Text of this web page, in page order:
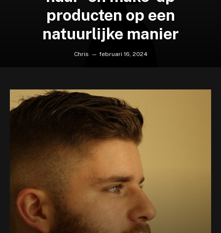
producten op een
natuurlijke manier
Chris februari 16, 2024